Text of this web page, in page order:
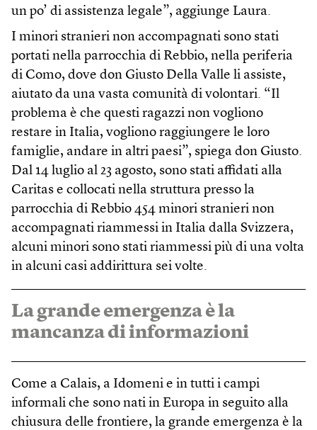
un po’ di assistenza legale”, aggiunge Laura.
I minori stranieri non accompagnati sono stati
portati nella parrocchia di Rebbio, nella periferia
di Como, dove don Giusto Della Valle li assiste,
aiutato da una vasta comunità di volontari. “Il
problema è che questi ragazzi non vogliono
restare in Italia, vogliono raggiungere le loro
famiglie, andare in altri paesi”, spiega don Giusto.
Dal 14 luglio al 23 agosto, sono stati affidati alla
Caritas e collocati nella struttura presso la
parrocchia di Rebbio 454 minori stranieri non
accompagnati riammessi in Italia dalla Svizzera,
alcuni minori sono stati riammessi più di una volta
in alcuni casi addirittura sei volte.
La grande emergenza è la
mancanza di informazioni
Come a Calais, a Idomeni e in tutti i campi
informali che sono nati in Europa in seguito alla
chiusura delle frontiere, la grande emergenza è la